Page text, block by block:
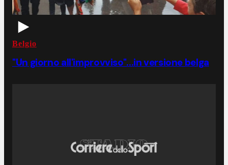
Belgio
"Un giorno all'improvviso"...in versione belga